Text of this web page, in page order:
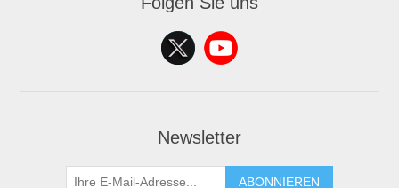
Newsletter
ABONNIEREN